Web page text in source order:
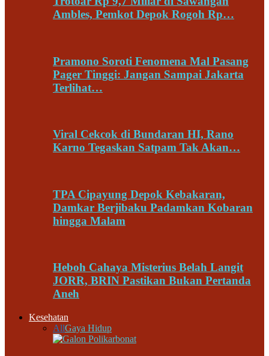
Ambles, Pemkot Depok Rogoh Rp…
Pramono Soroti Fenomena Mal Pasang
Pager Tinggi: Jangan Sampai Jakarta
Terlihat…
Viral Cekcok di Bundaran HI, Rano
Karno Tegaskan Satpam Tak Akan…
TPA Cipayung Depok Kebakaran,
Damkar Berjibaku Padamkan Kobaran
hingga Malam
Heboh Cahaya Misterius Belah Langit
JORR, BRIN Pastikan Bukan Pertanda
Aneh
Kesehatan
AllGaya Hidup